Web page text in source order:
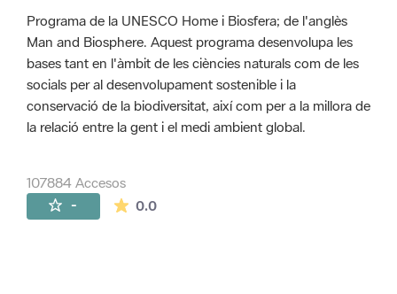
Programa de la UNESCO Home i Biosfera; de l'anglès
Man and Biosphere. Aquest programa desenvolupa les
bases tant en l'àmbit de les ciències naturals com de les
socials per al desenvolupament sostenible i la
conservació de la biodiversitat, així com per a la millora de
la relació entre la gent i el medi ambient global.
107884 Accesos
- 0.0La valoración media es de 0 estrellas de